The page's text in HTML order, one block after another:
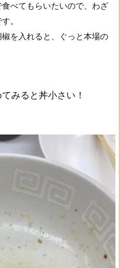
べてもらいたいので、わざ
。
を入れると、ぐっと本場の
みると丼小さい！